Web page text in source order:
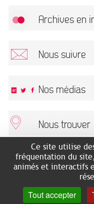
Archives en
Nous suivre
Ce champ est exigé.
Nos médias
Nous trouver
ARCHIVES MUNICIPALES
2 rue des Archives
Accès mobilité réduite :
7 avenue de Bellevue
LES
Ce site utilise
fréquentation du
animés et interactifs
Tout accepter